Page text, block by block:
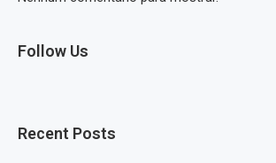
Follow Us
Recent Posts